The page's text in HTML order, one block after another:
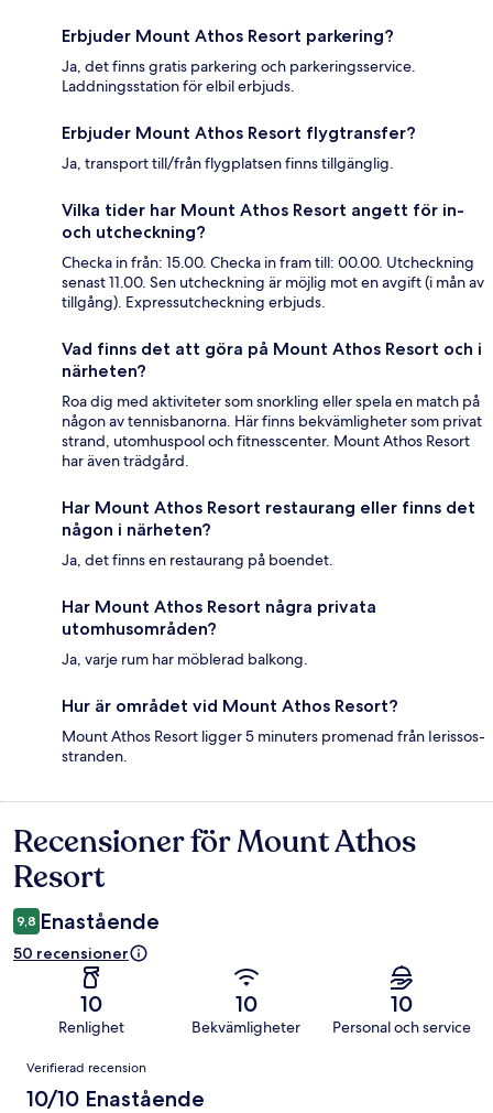
Erbjuder Mount Athos Resort parkering?
Ja, det finns gratis parkering och parkeringsservice.
Laddningsstation för elbil erbjuds.
Erbjuder Mount Athos Resort flygtransfer?
Ja, transport till/från flygplatsen finns tillgänglig.
Vilka tider har Mount Athos Resort angett för in-
och utcheckning?
Checka in från: 15.00. Checka in fram till: 00.00. Utcheckning
senast 11.00. Sen utcheckning är möjlig mot en avgift (i mån av
tillgång). Expressutcheckning erbjuds.
Vad finns det att göra på Mount Athos Resort och i
närheten?
Roa dig med aktiviteter som snorkling eller spela en match på
någon av tennisbanorna. Här finns bekvämligheter som privat
strand, utomhuspool och fitnesscenter. Mount Athos Resort
har även trädgård.
Har Mount Athos Resort restaurang eller finns det
någon i närheten?
Ja, det finns en restaurang på boendet.
Har Mount Athos Resort några privata
utomhusområden?
Ja, varje rum har möblerad balkong.
Hur är området vid Mount Athos Resort?
Mount Athos Resort ligger 5 minuters promenad från Ierissos-
stranden.
Recensioner
Recensioner för Mount Athos
Resort
9,8 Enastående
50 recensioner
10
Renlighet
10
Bekvämligheter
10
Personal och service
Recensioner
Verifierad recension
10/10 Enastående